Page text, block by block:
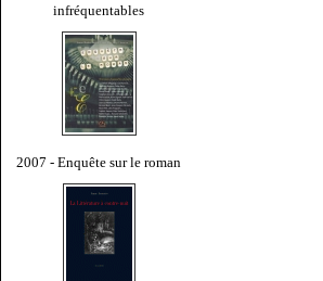
infréquentables
2007 - Enquête sur le roman